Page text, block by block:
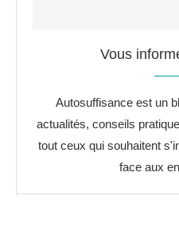
Vous
Autosuffisance est un
actualités, conseils
tout ceux qui souhaitent
face aux